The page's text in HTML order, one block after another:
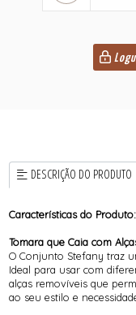
DESCRIÇÃO DO PRODUTO
Características do Produto:
Tomara que Caia com
O Conjunto Stefany traz
Ideal para usar com
alças removíveis que
ao seu estilo e